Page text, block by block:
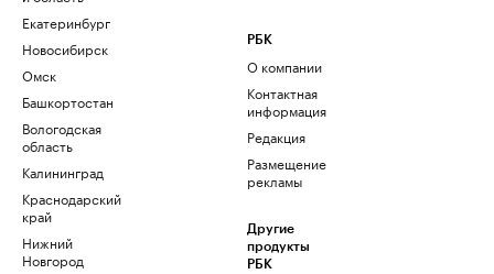
Екатеринбург
Новосибирск
Омск
Башкортостан
Вологодская
область
Калининград
Краснодарский
край
Нижний
Новгород
РБК
О компании
Контактная
информация
Редакция
Размещение
рекламы
Другие
продукты
РБК